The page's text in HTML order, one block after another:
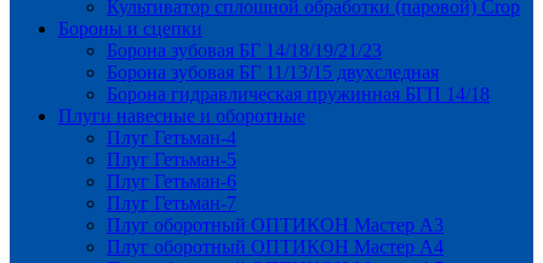
Культиватор сплошной обработки (паровой) Crop
Бороны и сцепки
Борона зубовая БГ 14/18/19/21/23
Борона зубовая БГ 11/13/15 двухследная
Борона гидравлическая пружинная БГП 14/18
Плуги навесные и оборотные
Плуг Гетьман-4
Плуг Гетьман-5
Плуг Гетьман-6
Плуг Гетьман-7
Плуг оборотный ОПТИКОН Мастер А3
Плуг оборотный ОПТИКОН Мастер А4